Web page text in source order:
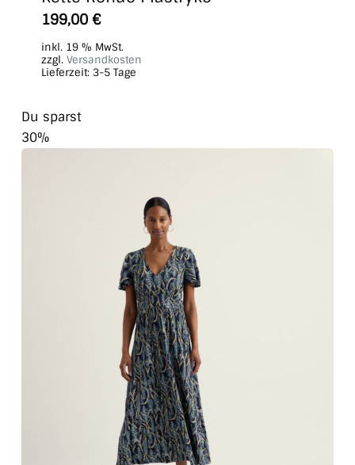
199,00 €
inkl. 19 % MwSt.
zzgl. Versandkosten
Lieferzeit: 3-5 Tage
Du sparst
30%